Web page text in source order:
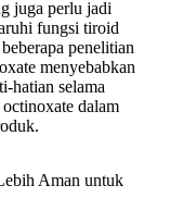
juga perlu jadi
fungsi tiroid
penelitian
menyebabkan
hatian selama
dalam
Aman untuk